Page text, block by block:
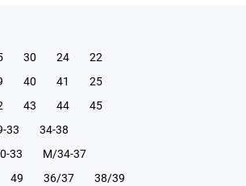
30 24
22
40 41
25
43 44
45
33
34-38
33
М/34-37
49 36/37
38/39